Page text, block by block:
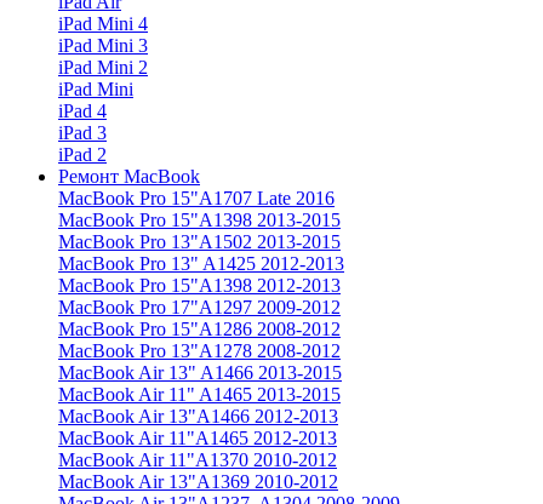
iPad Mini 4
iPad Mini 3
iPad Mini 2
iPad Mini
iPad 4
iPad 3
iPad 2
Ремонт MacBook
MacBook Pro 15"A1707 Late 2016
MacBook Pro 15"A1398 2013-2015
MacBook Pro 13"A1502 2013-2015
MacBook Pro 13" A1425 2012-2013
MacBook Pro 15"A1398 2012-2013
MacBook Pro 17"A1297 2009-2012
MacBook Pro 15"A1286 2008-2012
MacBook Pro 13"A1278 2008-2012
MacBook Air 13" A1466 2013-2015
MacBook Air 11" A1465 2013-2015
MacBook Air 13"A1466 2012-2013
MacBook Air 11"A1465 2012-2013
MacBook Air 11"A1370 2010-2012
MacBook Air 13"A1369 2010-2012